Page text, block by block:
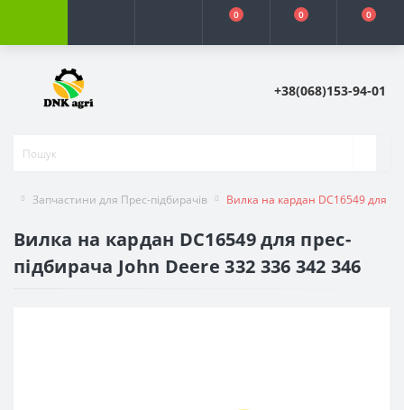
0 0 0
+38(068)153-94-01
Запчастини для Прес-підбирачів Вилка на кардан DC16549 для
Вилка на кардан DC16549 для прес-
підбирача John Deere 332 336 342 346